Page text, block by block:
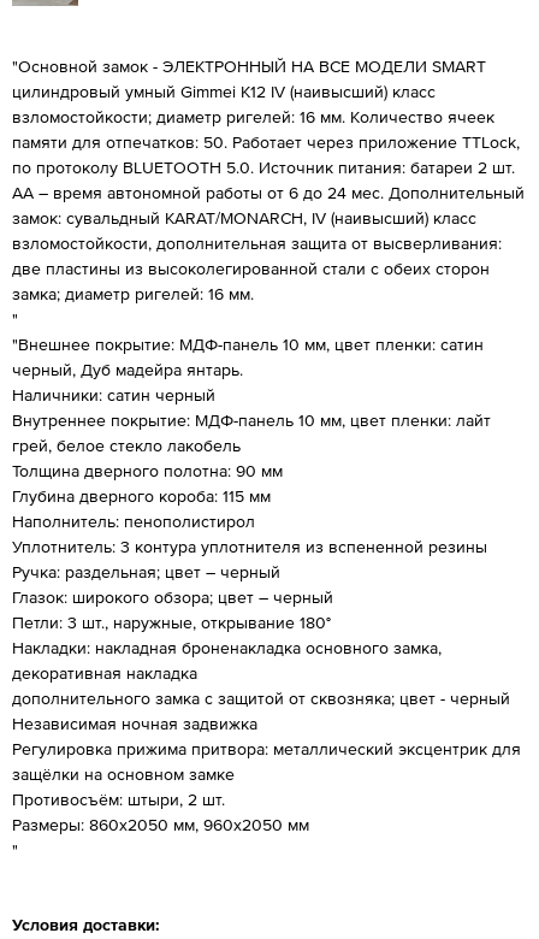
"Основной замок - ЭЛЕКТРОННЫЙ НА ВСЕ МОДЕЛИ SMART
цилиндровый умный Gimmei K12 IV (наивысший) класс
взломостойкости; диаметр ригелей: 16 мм. Количество ячеек
памяти для отпечатков: 50. Работает через приложение TTLock,
по протоколу BLUETOOTH 5.0. Источник питания: батареи 2 шт.
АА – время автономной работы от 6 до 24 мес. Дополнительный
замок: сувальдный KARAT/MONARCH, IV (наивысший) класс
взломостойкости, дополнительная защита от высверливания:
две пластины из высоколегированной стали с обеих сторон
замка; диаметр ригелей: 16 мм.
"
"Внешнее покрытие: МДФ-панель 10 мм, цвет пленки: сатин
черный, Дуб мадейра янтарь.
Наличники: сатин черный
Внутреннее покрытие: МДФ-панель 10 мм, цвет пленки: лайт
грей, белое стекло лакобель
Толщина дверного полотна: 90 мм
Глубина дверного короба: 115 мм
Наполнитель: пенополистирол
Уплотнитель: 3 контура уплотнителя из вспененной резины
Ручка: раздельная; цвет – черный
Глазок: широкого обзора; цвет – черный
Петли: 3 шт., наружные, открывание 180°
Накладки: накладная броненакладка основного замка,
декоративная накладка
дополнительного замка с защитой от сквозняка; цвет - черный
Независимая ночная задвижка
Регулировка прижима притвора: металлический эксцентрик для
защёлки на основном замке
Противосъём: штыри, 2 шт.
Размеры: 860х2050 мм, 960х2050 мм
"
Условия доставки: